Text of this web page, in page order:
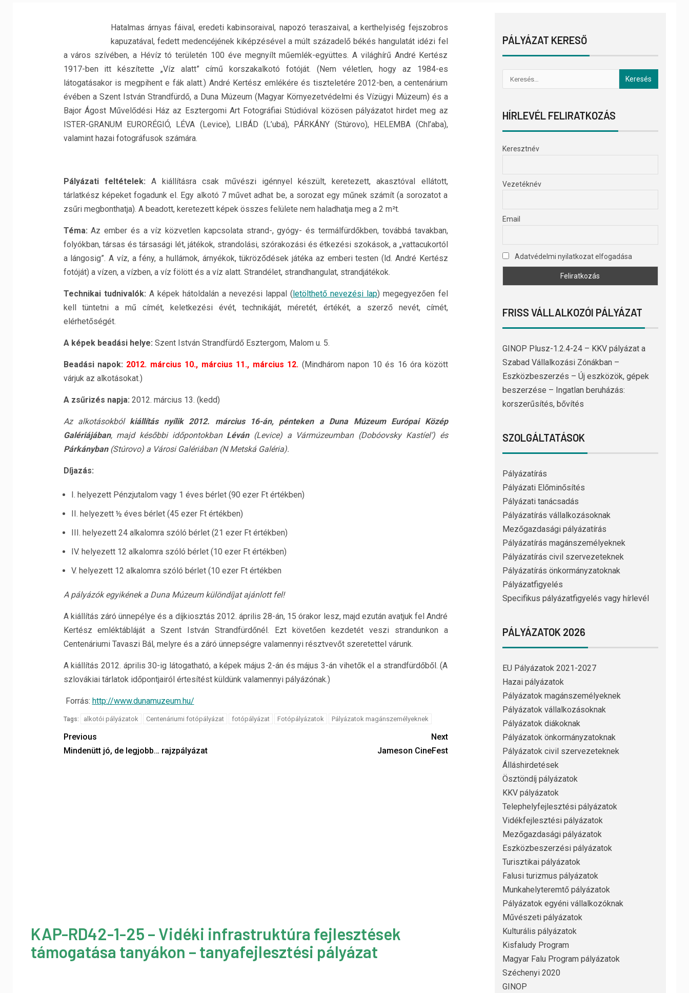
Hatalmas árnyas fáival, eredeti kabinsoraival, napozó teraszaival, a kerthelyiség fejszobros
kapuzatával, fedett medencéjének kiképzésével a múlt századelő békés hangulatát idézi fel
a város szívében, a Hévíz tó területén 100 éve megnyílt műemlék-együttes. A világhírű André Kertész
1917-ben itt készítette „Víz alatt” című korszakalkotó fotóját. (Nem véletlen, hogy az 1984-es
látogatásakor is megpihent e fák alatt.) André Kertész emlékére és tiszteletére 2012-ben, a centenárium
évében a Szent István Strandfürdő, a Duna Múzeum (Magyar Környezetvédelmi és Vízügyi Múzeum) és a
Bajor Ágost Művelődési Ház az Esztergomi Art Fotográfiai Stúdióval közösen pályázatot hirdet meg az
ISTER-GRANUM EURORÉGIÓ, LÉVA (Levice), LIBÁD (L’ubá), PÁRKÁNY (Stúrovo), HELEMBA (Chl’aba),
valamint hazai fotográfusok számára.
Pályázati feltételek: A kiállításra csak művészi igénnyel készült, keretezett, akasztóval ellátott,
tárlatkész képeket fogadunk el. Egy alkotó 7 művet adhat be, a sorozat egy műnek számít (a sorozatot a
zsűri megbonthatja). A beadott, keretezett képek összes felülete nem haladhatja meg a 2 m²t.
Téma:Az ember és a víz közvetlen kapcsolata strand-, gyógy- és termálfürdőkben, továbbá tavakban,
folyókban, társas és társasági lét, játékok, strandolási, szórakozási és étkezési szokások, a „vattacukortól
a lángosig”. A víz, a fény, a hullámok, árnyékok, tükröződések játéka az emberi testen (ld. André Kertész
fotóját) a vízen, a vízben, a víz fölött és a víz alatt. Strandélet, strandhangulat, strandjátékok.
Technikai tudnivalók: A képek hátoldalán a nevezési lappal (letölthető nevezési lap) megegyezően fel
kell tüntetni a mű címét, keletkezési évét, technikáját, méretét, értékét, a szerző nevét, címét,
elérhetőségét.
A képek beadási helye: Szent István Strandfürdő Esztergom, Malom u. 5.
Beadási napok: 2012. március 10., március 11., március 12. (Mindhárom napon 10 és 16 óra között
várjuk az alkotásokat.)
A zsűrizés napja: 2012. március 13. (kedd)
Az alkotásokból kiállítás nyílik 2012. március 16-án, pénteken a Duna Múzeum Európai Közép
Galériájában, majd későbbi időpontokban Léván(Levice) a Vármúzeumban (Dobóovsky Kastíel’) és
Párkányban(Stúrovo) a Városi Galériában (N Metská Galéria).
Díjazás:
I. helyezett Pénzjutalom vagy 1 éves bérlet (90 ezer Ft értékben)
II. helyezett ½ éves bérlet (45 ezer Ft értékben)
III. helyezett 24 alkalomra szóló bérlet (21 ezer Ft értékben)
IV. helyezett 12 alkalomra szóló bérlet (10 ezer Ft értékben)
V. helyezett 12 alkalomra szóló bérlet (10 ezer Ft értékben
A pályázók egyikének a Duna Múzeum különdíjat ajánlott fel!
A kiállítás záró ünnepélye és a díjkiosztás 2012. április 28-án, 15 órakor lesz, majd ezután avatjuk fel André
Kertész emléktábláját a Szent István Strandfürdőnél. Ezt követően kezdetét veszi strandunkon a
Centenáriumi Tavaszi Bál, melyre és a záró ünnepségre valamennyi résztvevőt szeretettel várunk.
A kiállítás 2012. április 30-ig látogatható, a képek május 2-án és május 3-án vihetők el a strandfürdőből. (A
szlovákiai tárlatok időpontjairól értesítést küldünk valamennyi pályázónak.)
Forrás: http://www.dunamuzeum.hu/
Tags: alkotói pályázatok Centenáriumi fotópályázat fotópályázat Fotópályázatok Pályázatok magánszemélyeknek
Previous
Mindenütt jó, de legjobb… rajzpályázat
Next
Jameson CineFest
KAP-RD42-1-25 – Vidéki infrastruktúra fejlesztések
támogatása tanyákon – tanyafejlesztési pályázat
PÁLYÁZAT KERESŐ
HÍRLEVÉL FELIRATKOZÁS
Keresztnév
Vezetéknév
Email
Adatvédelmi nyilatkozat elfogadása
FRISS VÁLLALKOZÓI PÁLYÁZAT
GINOP Plusz-1.2.4-24 – KKV pályázat a
Szabad Vállalkozási Zónákban –
Eszközbeszerzés – Új eszközök, gépek
beszerzése – Ingatlan beruházás:
korszerűsítés, bővítés
SZOLGÁLTATÁSOK
Pályázatírás
Pályázati Előminősítés
Pályázati tanácsadás
Pályázatírás vállalkozásoknak
Mezőgazdasági pályázatírás
Pályázatírás magánszemélyeknek
Pályázatírás civil szervezeteknek
Pályázatírás önkormányzatoknak
Pályázatfigyelés
Specifikus pályázatfigyelés vagy hírlevél
PÁLYÁZATOK 2026
EU Pályázatok 2021-2027
Hazai pályázatok
Pályázatok magánszemélyeknek
Pályázatok vállalkozásoknak
Pályázatok diákoknak
Pályázatok önkormányzatoknak
Pályázatok civil szervezeteknek
Álláshirdetések
Ösztöndíj pályázatok
KKV pályázatok
Telephelyfejlesztési pályázatok
Vidékfejlesztési pályázatok
Mezőgazdasági pályázatok
Eszközbeszerzési pályázatok
Turisztikai pályázatok
Falusi turizmus pályázatok
Munkahelyteremtő pályázatok
Pályázatok egyéni vállalkozóknak
Művészeti pályázatok
Kulturális pályázatok
Kisfaludy Program
Magyar Falu Program pályázatok
Széchenyi 2020
GINOP